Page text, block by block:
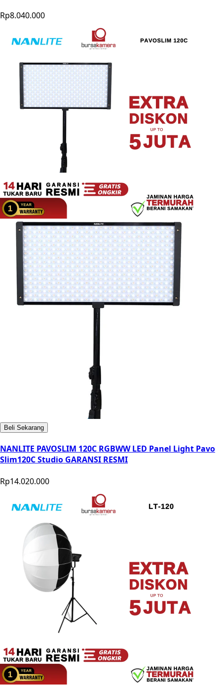
Rp8.040.000
Beli Sekarang
NANLITE PAVOSLIM 120C RGBWW LED Panel Light Pavo
Slim120C Studio GARANSI RESMI
Rp14.020.000